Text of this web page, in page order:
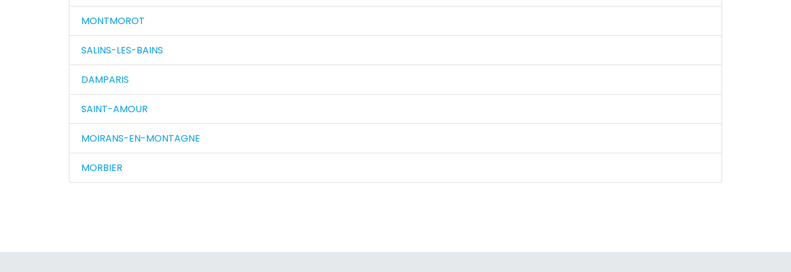
MONTMOROT
SALINS-LES-BAINS
DAMPARIS
SAINT-AMOUR
MOIRANS-EN-MONTAGNE
MORBIER